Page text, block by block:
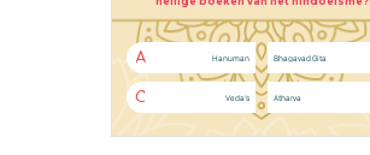
A Hanuman Bhagavad Gita
C Veda’s Atharva